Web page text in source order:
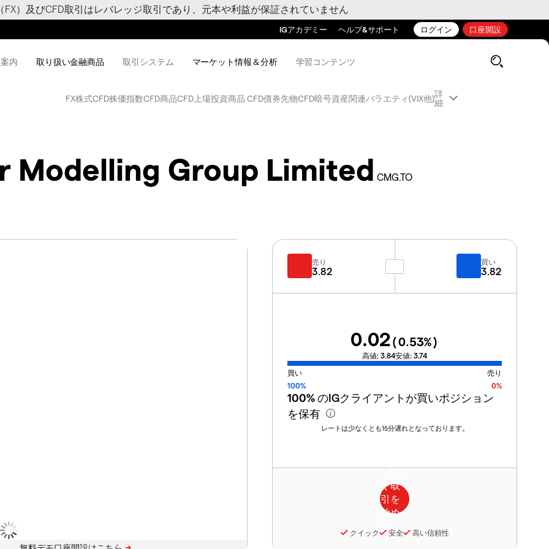
FX）及びCFD取引はレバレッジ取引であり、元本や利益が保証されていません
IGアカデミー ヘルプ&サポート ログイン 口座開設
内 取り扱い金融商品 取引システム マーケット情報＆分析 学習コンテンツ
FX株式CFD株価指数CFD商品CFD 上場投資商品 CFD債券先物CFD暗号資産関連バラエティ(VIX他)詳
細
Modelling Group Limited CMG.TO
売り
3.82
買い
3.82
0.02(0.53%)
高値: 3.84安値: 3.74
買い
売り
100%
0%
100%のIGクライアントが買いポジション
を保有
レートは少なくとも15分遅れとなっております。
クイック 安全 高い信頼性